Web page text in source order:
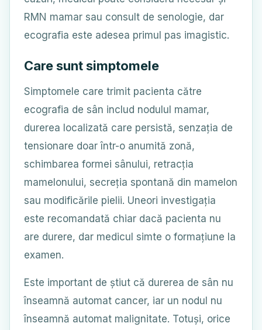
RMN mamar sau consult de senologie, dar
ecografia este adesea primul pas imagistic.
Care sunt simptomele
Simptomele care trimit pacienta către
ecografia de sân includ nodulul mamar,
durerea localizată care persistă, senzația de
tensionare doar într-o anumită zonă,
schimbarea formei sânului, retracția
mamelonului, secreția spontană din mamelon
sau modificările pielii. Uneori investigația
este recomandată chiar dacă pacienta nu
are durere, dar medicul simte o formațiune la
examen.
Este important de știut că durerea de sân nu
înseamnă automat cancer, iar un nodul nu
înseamnă automat malignitate. Totuși, orice